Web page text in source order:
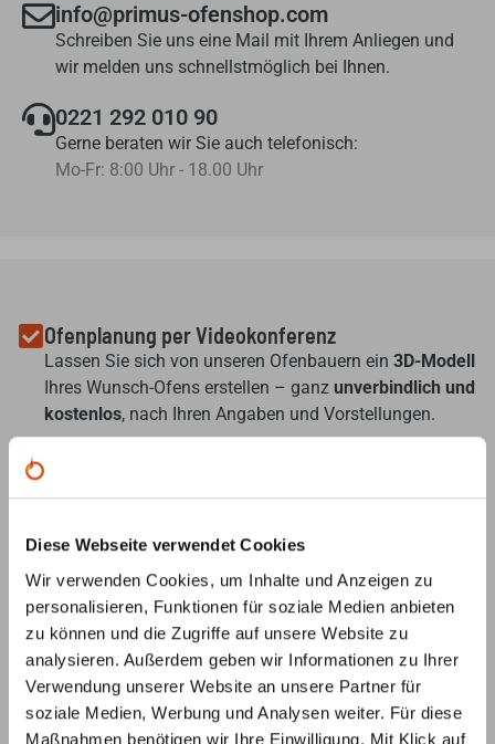
Diese Webseite verwendet Cookies
Wir verwenden Cookies, um Inhalte und Anzeigen zu
personalisieren, Funktionen für soziale Medien anbieten
zu können und die Zugriffe auf unsere Website zu
analysieren. Außerdem geben wir Informationen zu Ihrer
Verwendung unserer Website an unsere Partner für
soziale Medien, Werbung und Analysen weiter. Für diese
Maßnahmen benötigen wir Ihre Einwilligung. Mit Klick auf
info@primus-ofenshop.com
Schreiben Sie uns eine Mail mit Ihrem Anliegen und
wir melden uns schnellstmöglich bei Ihnen.
0221 292 010 90
Gerne beraten wir Sie auch telefonisch:
Mo-Fr: 8:00 Uhr - 18.00 Uhr
Ofenplanung per Videokonferenz
Lassen Sie sich von unseren Ofenbauern ein 3D-Modell
Ihres Wunsch-Ofens erstellen – ganz unverbindlich und
kostenlos, nach Ihren Angaben und Vorstellungen.
Ihres Ofensjederzeit beratendzur Seite
Ersatzteilservice
Unsere Ofenbauerberate n Sie umfassend zu
Ersatzteilen für Ihren Ofen oder Kamin und helfen Ihnen
auch bei der Suche nachspeziellen Teilen.